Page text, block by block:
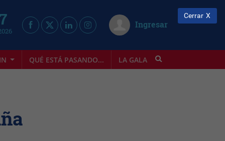
Ingresar
QUÉ ESTÁ PASANDO... LA GALA INFOSTYLE
Cerrar